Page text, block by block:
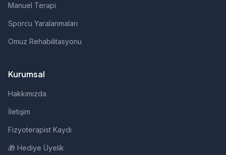
Manuel Terapi
Sporcu Yaralanmaları
Omuz Rehabilitasyonu
Kurumsal
Hakkımızda
İletişim
Fizyoterapist Kaydı
🎁 Hediye Üyelik